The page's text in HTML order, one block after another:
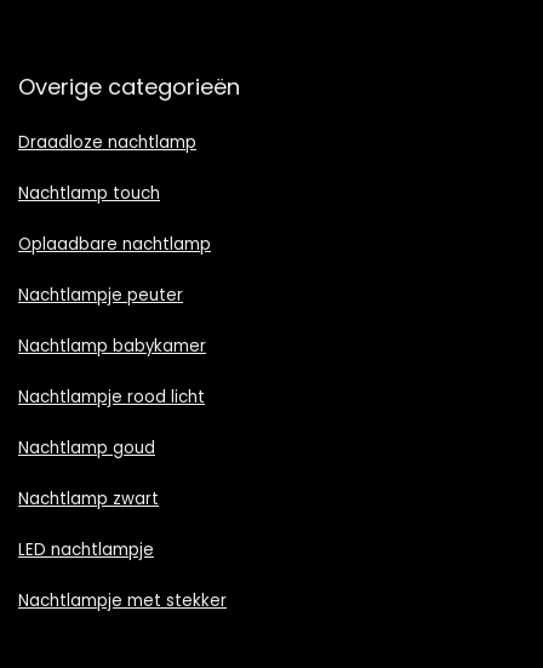
Overige categorieën
Draadloze nachtlamp
Nachtlamp touch
Oplaadbare nachtlamp
Nachtlampje peuter
Nachtlamp babykamer
Nachtlampje rood licht
Nachtlamp goud
Nachtlamp zwart
LED nachtlampje
Nachtlampje met stekker